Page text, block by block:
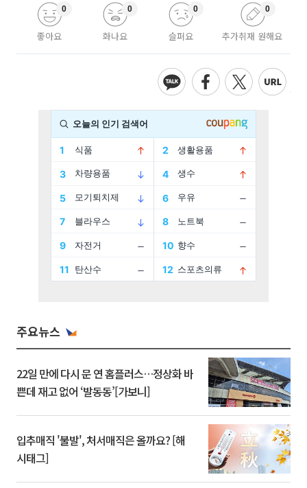
좋아요
0
화나요
0
슬퍼요
0
추가취재 원해요
0
주요뉴스
22일 만에 다시 문 연 홈플러스…정상화 바
쁜데 재고 없어 ‘발동동’[가보니]
입추매직 '불발', 처서매직은 올까요? [해
시태그]